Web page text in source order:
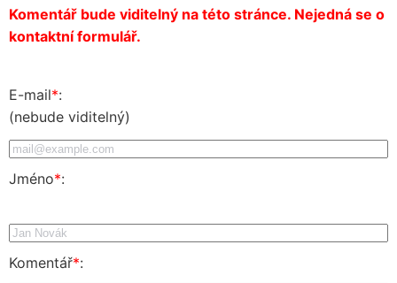
Komentář bude viditelný na této stránce. Nejedná se o
kontaktní formulář.
E-mail*:
(nebude viditelný)
Jméno*:
Komentář*: